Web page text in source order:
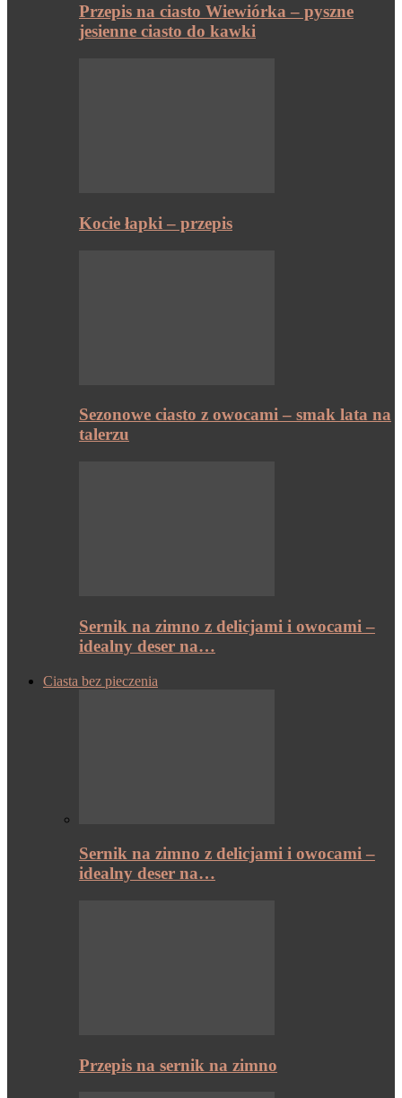
Przepis na ciasto Wiewiórka – pyszne
jesienne ciasto do kawki
Kocie łapki – przepis
Sezonowe ciasto z owocami – smak lata na
talerzu
Sernik na zimno z delicjami i owocami –
idealny deser na…
Ciasta bez pieczenia
Sernik na zimno z delicjami i owocami –
idealny deser na…
Przepis na sernik na zimno